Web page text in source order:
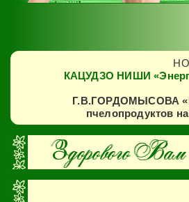
КАЦУДЗО НИШИ
Г.В.ГОРДОМЫСОВА
пчелопродуктов